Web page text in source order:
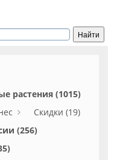
растения (1015)
Скидки (19)
(256)